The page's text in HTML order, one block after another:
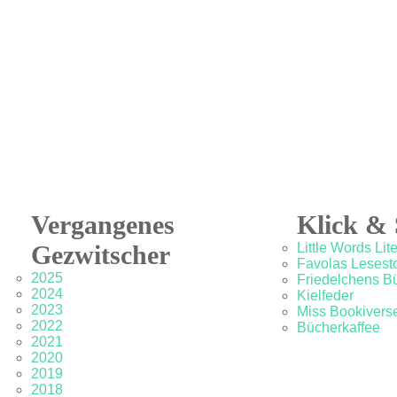
Vergangenes
Gezwitscher
2025
2024
2023
2022
2021
2020
2019
2018
Klick &
Little Words
Favolas
Friedelchens
Kielfeder
Miss
Bücherkaffee